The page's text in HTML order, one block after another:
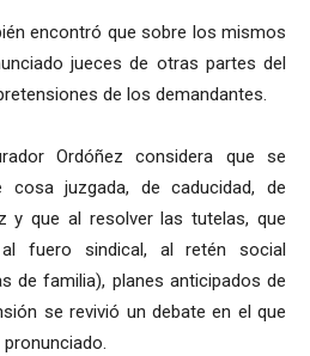
encontró que sobre los mismos
jueces de otras partes del
de los demandantes.
Ordóñez considera que se
juzgada, de caducidad, de
y que al resolver las tutelas, que
al fuero sindical, al retén social
de familia), planes anticipados de
se revivió un debate en el que